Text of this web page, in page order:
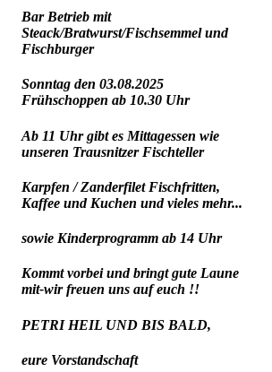
Bar Betrieb mit
Steack/Bratwurst/Fischsemmel und
Fischburger
Sonntag den 03.08.2025
Frühschoppen ab 10.30 Uhr
Ab 11 Uhr gibt es Mittagessen wie
unseren Trausnitzer Fischteller
Karpfen / Zanderfilet Fischfritten,
Kaffee und Kuchen und vieles mehr...
sowie Kinderprogramm ab 14 Uhr
Kommt vorbei und bringt gute Laune
mit-wir freuen uns auf euch !!
PETRI HEIL UND BIS BALD,
eure Vorstandschaft